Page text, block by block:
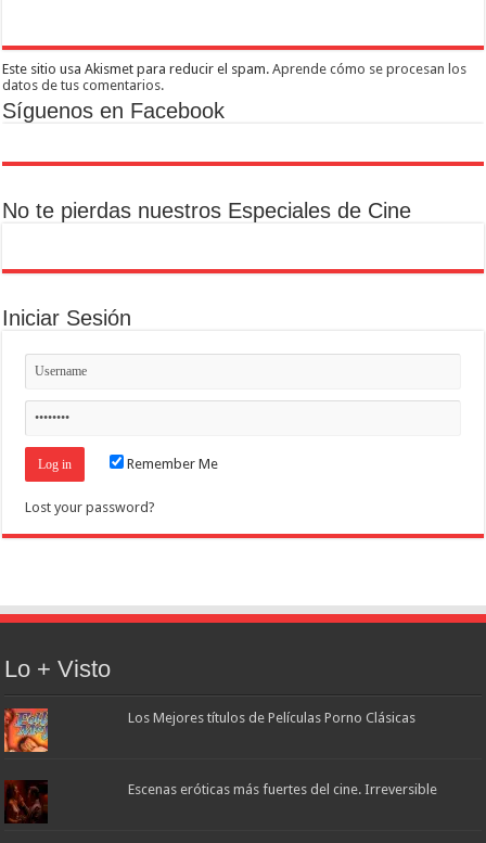
Este sitio usa Akismet para reducir el spam.Aprende cómo se procesan los
datos de tus comentarios.
Síguenos en Facebook
No te pierdas nuestros Especiales de Cine
Iniciar Sesión
Remember Me
Lost your password?
Lo + Visto
Los Mejores títulos de Películas Porno Clásicas
Escenas eróticas más fuertes del cine. Irreversible